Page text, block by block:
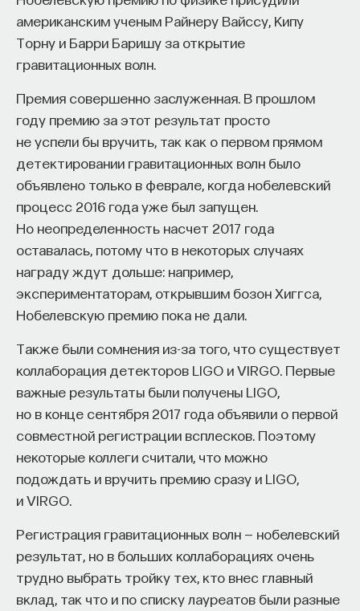
американским ученым Райнеру Вайссу, Кипу
Торну и Барри Баришу за открытие
гравитационных волн.
Премия совершенно заслуженная. В прошлом
году премию за этот результат просто
не успели бы вручить, так как о первом прямом
детектировании гравитационных волн было
объявлено только в феврале, когда нобелевский
процесс 2016 года уже был запущен.
Но неопределенность насчет 2017 года
оставалась, потому что в некоторых случаях
награду ждут дольше: например,
экспериментаторам, открывшим бозон Хиггса,
Нобелевскую премию пока не дали.
Также были сомнения из-за того, что существует
коллаборация детекторов LIGO и VIRGO. Первые
важные результаты были получены LIGO,
но в конце сентября 2017 года объявили о первой
совместной регистрации всплесков. Поэтому
некоторые коллеги считали, что можно
подождать и вручить премию сразу и LIGO,
и VIRGO.
Регистрация гравитационных волн — нобелевский
результат, но в больших коллаборациях очень
трудно выбрать тройку тех, кто внес главный
вклад, так что и по списку лауреатов были разные
собственное будущее, почему результаты
образования раскрываются на длинной дистанции,
и что на самом деле должен уметь студент,
А еще — почему ИИ не стоит просто запрещать,
как использовать его для диалога, и зачем
университету учить не только знаниям, но и самой
практике мышления и коммуникации.
Основатель ПостНауки Ивар Максутов запускает
проект Naukka Talents.
Это глобальная экосистема для поиска и найма
STEM-специалистов (Science, Technology,
Engineering, Mathematics) в самые амбициозные
Deep-Tech и Biotech проекты по всему миру. Если
вы занимаетесь биоинформатикой, молекулярной
биологией, ИИ или другими наукоемкими
дисциплинами, проект поможет вам найти место
в командах, меняющих индустрию.
Как стать участником:
Заполнить анкету кандидата
Посмотреть текущие вакансии
Образование работает дольше,
чем кажется
«Тема кажется простой: мы определяем цели,